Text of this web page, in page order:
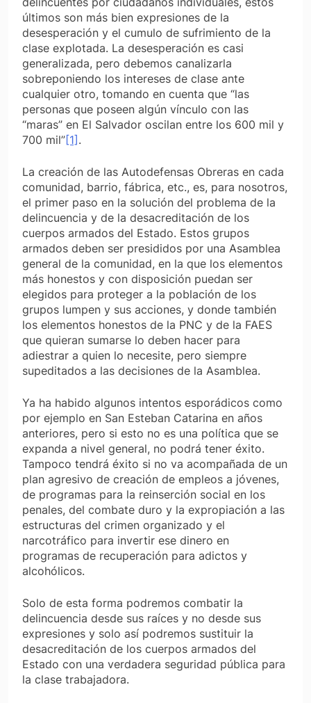
últimos son más bien expresiones de la
desesperación y el cumulo de sufrimiento de la
clase explotada. La desesperación es casi
generalizada, pero debemos canalizarla
sobreponiendo los intereses de clase ante
cualquier otro, tomando en cuenta que “las
personas que poseen algún vínculo con las
“maras” en El Salvador oscilan entre los 600 mil y
700 mil”[1].
La creación de las Autodefensas Obreras en cada
comunidad, barrio, fábrica, etc., es, para nosotros,
el primer paso en la solución del problema de la
delincuencia y de la desacreditación de los
cuerpos armados del Estado. Estos grupos
armados deben ser presididos por una Asamblea
general de la comunidad, en la que los elementos
más honestos y con disposición puedan ser
elegidos para proteger a la población de los
grupos lumpen y sus acciones, y donde también
los elementos honestos de la PNC y de la FAES
que quieran sumarse lo deben hacer para
adiestrar a quien lo necesite, pero siempre
supeditados a las decisiones de la Asamblea.
Ya ha habido algunos intentos esporádicos como
por ejemplo en San Esteban Catarina en años
anteriores, pero si esto no es una política que se
expanda a nivel general, no podrá tener éxito.
Tampoco tendrá éxito si no va acompañada de un
plan agresivo de creación de empleos a jóvenes,
de programas para la reinserción social en los
penales, del combate duro y la expropiación a las
estructuras del crimen organizado y el
narcotráfico para invertir ese dinero en
programas de recuperación para adictos y
alcohólicos.
Solo de esta forma podremos combatir la
delincuencia desde sus raíces y no desde sus
expresiones y solo así podremos sustituir la
desacreditación de los cuerpos armados del
Estado con una verdadera seguridad pública para
la clase trabajadora.